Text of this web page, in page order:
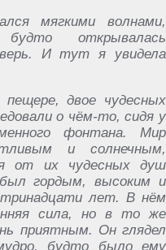
мягкими волнами,
открывалась
И тут я увидела
двое чудесных
о чём-то, сидя у
фонтана. Мир
и солнечным,
от их чудесных душ
гордым, высоким и
лет. В нём
сила, но в то же
приятным. Он глядел
будто было ему